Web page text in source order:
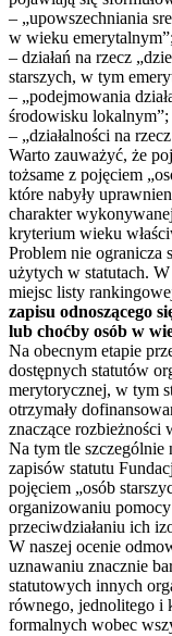
– „upowszechniania
w wieku emerytalnym”;
– działań na rzecz
starszych, w tym
– „podejmowania
środowisku lokalnym”;
– „działalności na
Warto zauważyć, że
tożsame z pojęciem
które nabyły
charakter
kryterium wieku
Problem nie ogranicza
użytych w statutach.
miejsc listy
zapisu odnoszącego
lub choćby osób w
Na obecnym etapie
dostępnych statutów
merytorycznej, w tym
otrzymały
znaczące rozbieżności
Na tym tle szczególnie
zapisów statutu
pojęciem „osób
organizowaniu
przeciwdziałaniu ich
W naszej ocenie
uznawaniu znacznie
statutowych innych
równego, jednolitego i
formalnych wobec